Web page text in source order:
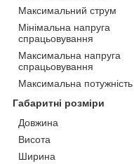
Максимальний струм
Мінімальна напруга
спрацьовування
Максимальна напруга
спрацьовування
Максимальна потужність
Габаритні розміри
Довжина
Висота
Ширина